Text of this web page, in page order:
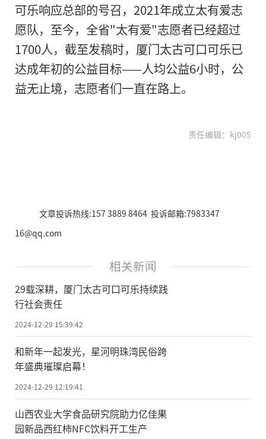
可乐响应总部的号召，2021年成立太有爱志
愿队，至今，全省"太有爱"志愿者已经超过
1700人，截至发稿时，厦门太古可口可乐已
达成年初的公益目标——人均公益6小时，公
益无止境，志愿者们一直在路上。
责任编辑：kj005
文章投诉热线:157 3889 8464 投诉邮箱:7983347
16@qq.com
相关新闻
29载深耕，厦门太古可口可乐持续践
行社会责任
2024-12-29 15:39:42
和新年一起发光，星河明珠湾民俗跨
年盛典璀璨启幕！
2024-12-29 12:19:41
山西农业大学食品研究院助力亿佳果
园新品西红柿NFC饮料开工生产